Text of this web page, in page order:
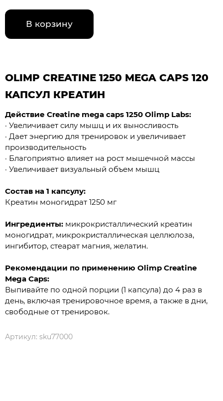
В корзину
OLIMP CREATINE 1250 MEGA CAPS 120
КАПСУЛ КРЕАТИН
Действие Creatine mega caps 1250 Olimp Labs:
· Увеличивает силу мышц и их выносливость
· Дает энергию для тренировок и увеличивает
производительность
· Благоприятно влияет на рост мышечной массы
· Увеличивает визуальный объем мышц
Состав на 1 капсулу:
Креатин моногидрат 1250 мг
Ингредиенты: микрокристаллический креатин
моногидрат, микрокристаллическая целлюлоза,
ингибитор, стеарат магния, желатин.
Рекомендации по применению Olimp Creatine
Mega Caps:
Выпивайте по одной порции (1 капсула) до 4 раз в
день, включая тренировочное время, а также в дни,
свободные от тренировок.
Артикул: sku77000